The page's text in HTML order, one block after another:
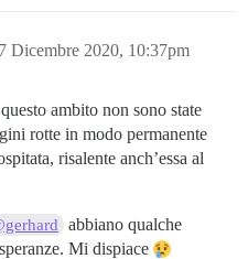
Dicembre 2020, 10:37pm
ambito non sono state
rotte in modo permanente
risalente anch’essa al
abbiano qualche
Mi dispiace